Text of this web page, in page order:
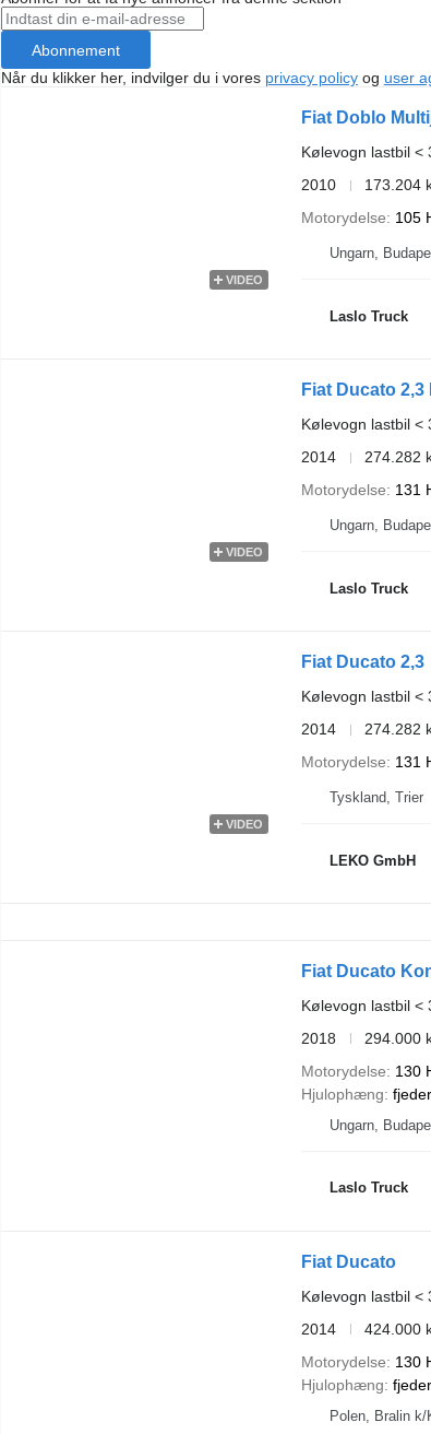
Abonnement
Når du klikker her, indvilger du i vores privacy policyog user
VIDEO
Fiat Doblo
Kølevogn lastbil <
2010
173.204
Motorydelse
105
Ungarn,
Laslo Truck
VIDEO
Fiat Ducato
Kølevogn lastbil <
2014
274.282
Motorydelse
131
Ungarn,
Laslo Truck
VIDEO
Fiat Ducato 2,3
Kølevogn lastbil <
2014
274.282
Motorydelse
131
Tyskland, Trier
LEKO GmbH
Fiat Ducato
Kølevogn lastbil <
2018
294.000
Motorydelse
130
Hjulophæng
Ungarn,
Laslo Truck
Fiat Ducato
Kølevogn lastbil <
2014
424.000
Motorydelse
130
Hjulophæng
Polen, Bralin k/